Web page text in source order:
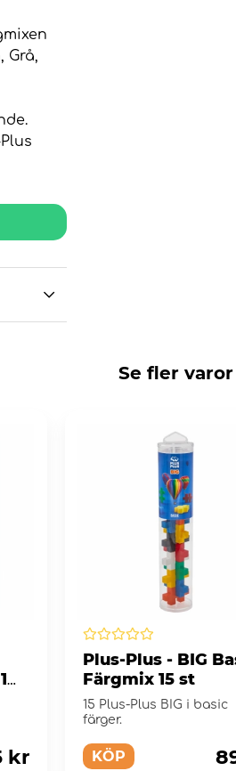
Grå,
Se fler varor
kr
Plus-Plus - BIG
Färgmix 15 st
15 Plus-Plus BIG i basic
färger.
KÖP